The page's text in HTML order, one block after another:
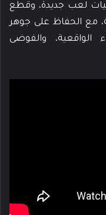
لعب جديدة، وقطع
مع الحفاظ على جوهر
الواقعية، والفوضى